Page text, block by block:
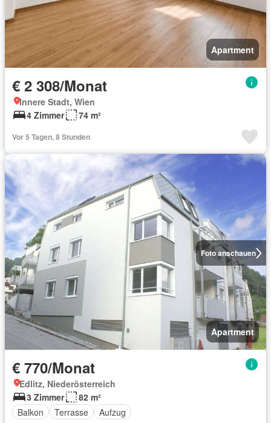
Apartment
€ 2 308/Monat
Innere Stadt, Wien
4 Zimmer
74 m²
Vor 5 Tagen, 8 Stunden
Foto anschauen
Apartment
€ 770/Monat
Edlitz, Niederösterreich
3 Zimmer
82 m²
Balkon
Terrasse Aufzug